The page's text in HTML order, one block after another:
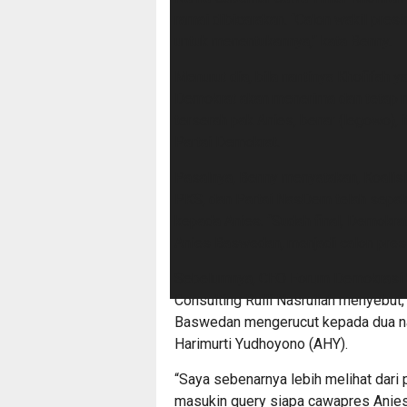
Consulting Rulli Nasrullah
Baswedan mengerucut kepada dua
Harimurti Yudhoyono (AHY).
“Saya sebenarnya lebih melihat
masukin query siapa cawapres